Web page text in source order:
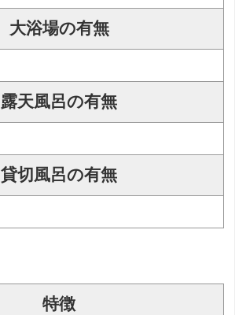
大浴場の有無
露天風呂の有無
貸切風呂の有無
特徴